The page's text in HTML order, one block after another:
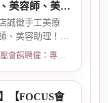
美容師、美容
訓
誠徵手工美療
、美容助理！彈
無經驗可免...
專業按摩師職缺與職涯規劃 · 2026-03-16
【FOCUS會